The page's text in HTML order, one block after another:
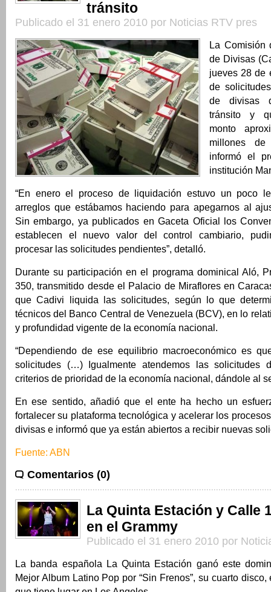
tránsito
Publicado el 31 enero 2010 por Noticias RTV pres
La Comisión
de Divisas
jueves 28 de
de
de divisas
tránsito y
monto
millones
informó el
institución
“En enero el proceso de liquidación estuvo un poco
arreglos que estábamos haciendo para apegarnos al
Sin embargo, ya publicados en Gaceta Oficial los
establecen el nuevo valor del control cambiario,
procesar las solicitudes pendientes”, detalló.
Durante su participación en el programa dominical Aló,
350, transmitido desde el Palacio de Miraflores en
que Cadivi liquida las solicitudes, según lo que
técnicos del Banco Central de Venezuela (BCV), en lo
y profundidad vigente de la economía nacional.
“Dependiendo de ese equilibrio macroeconómico es
solicitudes (…) Igualmente atendemos las solicitudes
criterios de prioridad de la economía nacional, dándole al
En ese sentido, añadió que el ente ha hecho un
fortalecer su plataforma tecnológica y acelerar los
divisas e informó que ya están abiertos a recibir nuevas
Fuente: ABN
Comentarios (0)
La Quinta Estación y Calle
en el Grammy
Publicado el 31 enero 2010 por
La banda española La Quinta Estación ganó este
Mejor Album Latino Pop por “Sin Frenos”, su cuarto